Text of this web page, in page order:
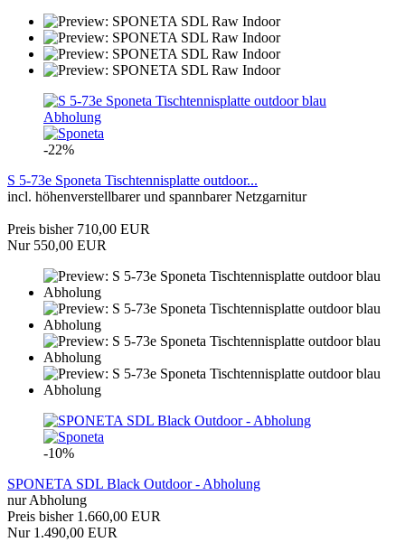
-22%
S 5-73e Sponeta Tischtennisplatte outdoor...
incl. höhenverstellbarer und spannbarer Netzgarnitur
Preis bisher 710,00 EUR
Nur 550,00 EUR
-10%
SPONETA SDL Black Outdoor - Abholung
nur Abholung
Preis bisher 1.660,00 EUR
Nur 1.490,00 EUR